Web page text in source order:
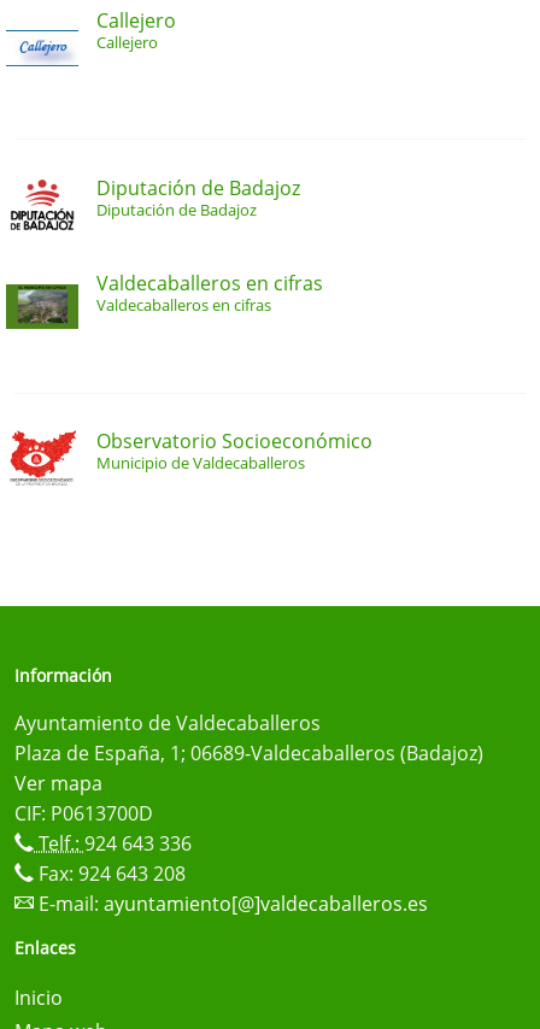
Callejero
Callejero
Diputación de Badajoz
Diputación de Badajoz
Valdecaballeros en cifras
Valdecaballeros en cifras
Observatorio Socioeconómico
Municipio de Valdecaballeros
Información
Ayuntamiento de Valdecaballeros
Plaza de España, 1; 06689-Valdecaballeros (Badajoz)
Ver mapa
CIF: P0613700D
Telf.: 924 643 336
Fax: 924 643 208
E-mail: ayuntamiento[@]valdecaballeros.es
Enlaces
Inicio